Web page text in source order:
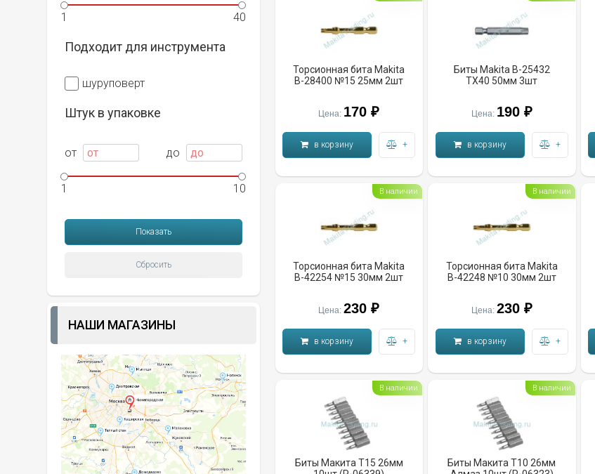
40
1
Подходит для инструмента
шуруповерт
Штук в упаковке
от до
10
1
НАШИ МАГАЗИНЫ
Торсионная бита Makita
B-28400 №15 25мм 2шт
Цена: 170 ₽
в корзину +
Биты Makita B-25432
TX40 50мм 3шт
Цена: 190 ₽
в корзину +
Торсионная бита Makita
B-42254 №15 30мм 2шт
Цена:230 ₽
в корзину +
В наличии
Торсионная бита Makita
B-42248 №10 30мм 2шт
Цена: 230 ₽
в корзину +
В наличии
Биты Макита T15 26мм
В наличии
Биты Макита T10 26мм
В наличии